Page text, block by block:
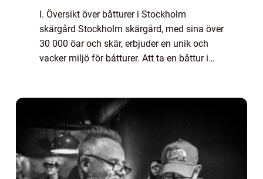
I. Översikt över båtturer i Stockholm
skärgård Stockholm skärgård, med sina över
30 000 öar och skär, erbjuder en unik och
vacker miljö för båtturer. Att ta en båttur i